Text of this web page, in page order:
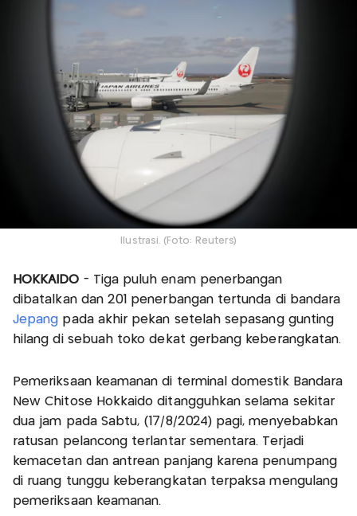
Ilustrasi. (Foto: Reuters)
HOKKAIDO - Tiga puluh enam penerbangan
dibatalkan dan 201 penerbangan tertunda di bandara
Jepang pada akhir pekan setelah sepasang gunting
hilang di sebuah toko dekat gerbang keberangkatan.
Pemeriksaan keamanan di terminal domestik Bandara
New Chitose Hokkaido ditangguhkan selama sekitar
dua jam pada Sabtu, (17/8/2024) pagi, menyebabkan
ratusan pelancong terlantar sementara. Terjadi
kemacetan dan antrean panjang karena penumpang
di ruang tunggu keberangkatan terpaksa mengulang
pemeriksaan keamanan.